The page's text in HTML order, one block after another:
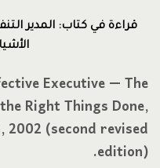
قراءة في كتاب: المدير
Executive — The
Right Things Done,
(second revised
edition).